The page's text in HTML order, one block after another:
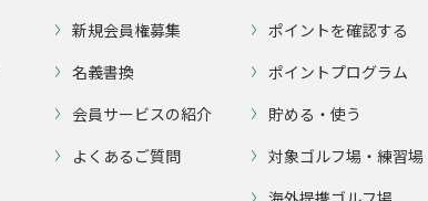
新規会員権募集
名義書換
会員サービスの紹介
よくあるご質問
ポイントを確認する
ポイントプログラム
貯める・使う
対象ゴルフ場・練習場